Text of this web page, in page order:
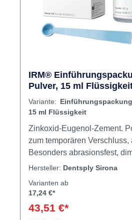
IRM®
Pulver, 15 ml
Variante:
15 ml Flüssigkeit
Zinkoxid-Eugenol-Zement.
zum temporären
Besonders abrasionsfest,
und gering löslich. Inhalt 40 g Pulver15 ml
Hersteller: Dentsply Sirona
Varianten ab
17,24 €*
43,51 €*